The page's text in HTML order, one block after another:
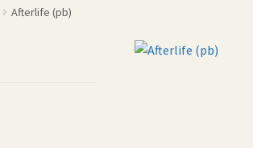
Afterlife (pb)